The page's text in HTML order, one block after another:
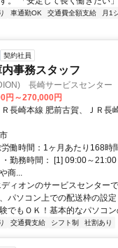
車通勤OK 交通費全額支給 月1
契約社員
事務スタッフ
長崎サービスセンター
円～270,000円
長崎本線 肥前古賀、ＪＲ長
働時間：1ヶ月あたり168時
・勤務時間： [1] 09:00～
商...
ィオンのサービスセンター
パソコン上での配送枠の設
でもＯＫ！基本的なパソコ
交通費支給 シフト制 社割あり